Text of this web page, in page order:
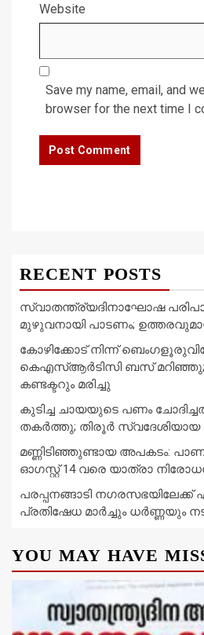
Website
Save my name, email, and
browser for the next time I
RECENT POSTS
സ്വാതന്ത്ര്യദിനാഘോഷ
മുഴുവനായി പാടണം;
കോഴിക്കോട് നിന്ന്
കെഎസ്ആർടിസി ബസ്
കണ്ടക്ടറും മരിച്ചു
കുടിച്ച ചായയുടെ പണം
തകർത്തു; തിരൂർ സ്വദേശിയായ
മണ്ണിടിഞ്ഞുണ്ടായ അപകടം:
ഓഗസ്റ്റ് 14 വരെ യാത്രാ
പരപ്പനങ്ങാടി
പ്രതിഷേധ മാർച്ചും ധർണ്ണയും
YOU MAY HAVE